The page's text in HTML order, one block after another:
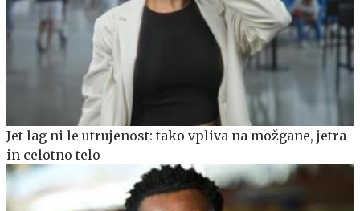
Jet lag ni le utrujenost: tako vpliva na možgane, jetra
in celotno telo